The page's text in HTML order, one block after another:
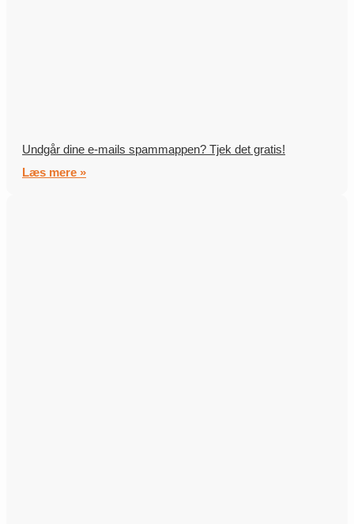
Undgår dine e-mails spammappen? Tjek det gratis!
Læs mere »